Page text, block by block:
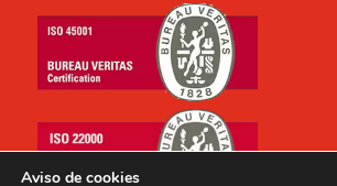
Aviso de cookies